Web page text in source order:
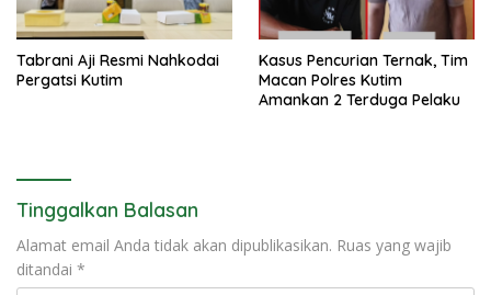
Tabrani Aji Resmi Nahkodai
Pergatsi Kutim
Kasus Pencurian Ternak, Tim
Macan Polres Kutim
Amankan 2 Terduga Pelaku
Tinggalkan Balasan
Alamat email Anda tidak akan dipublikasikan. Ruas yang wajib
ditandai *